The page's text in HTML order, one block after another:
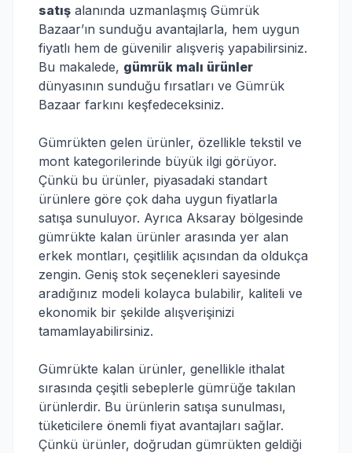
satış alanında uzmanlaşmış Gümrük
Bazaar’ın sunduğu avantajlarla, hem uygun
fiyatlı hem de güvenilir alışveriş yapabilirsiniz.
Bu makalede, gümrük malı ürünler
dünyasının sunduğu fırsatları ve Gümrük
Bazaar farkını keşfedeceksiniz.
Gümrükten gelen ürünler, özellikle tekstil ve
mont kategorilerinde büyük ilgi görüyor.
Çünkü bu ürünler, piyasadaki standart
ürünlere göre çok daha uygun fiyatlarla
satışa sunuluyor. Ayrıca Aksaray bölgesinde
gümrükte kalan ürünler arasında yer alan
erkek montları, çeşitlilik açısından da oldukça
zengin. Geniş stok seçenekleri sayesinde
aradığınız modeli kolayca bulabilir, kaliteli ve
ekonomik bir şekilde alışverişinizi
tamamlayabilirsiniz.
Gümrükte kalan ürünler, genellikle ithalat
sırasında çeşitli sebeplerle gümrüğe takılan
ürünlerdir. Bu ürünlerin satışa sunulması,
tüketicilere önemli fiyat avantajları sağlar.
Çünkü ürünler, doğrudan gümrükten geldiği